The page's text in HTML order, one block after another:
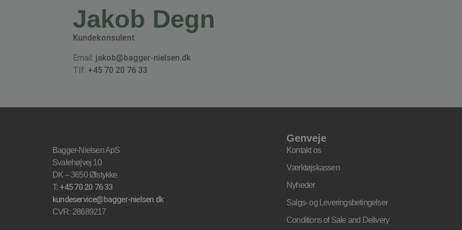
Jakob Degn
Kundekonsulent
Email: jakob@bagger-nielsen.dk
Tlf. +45 70 20 76 33
Bagger-Nielsen ApS
Svalehøjvej 10
DK – 3650 Ølstykke
T: +45 70 20 76 33
kundeservice@bagger-nielsen.dk
CVR: 28689217
Genveje
Kontakt os
Værktøjskassen
Nyheder
Salgs- og Leveringsbetingelser
Conditions of Sale and Delivery